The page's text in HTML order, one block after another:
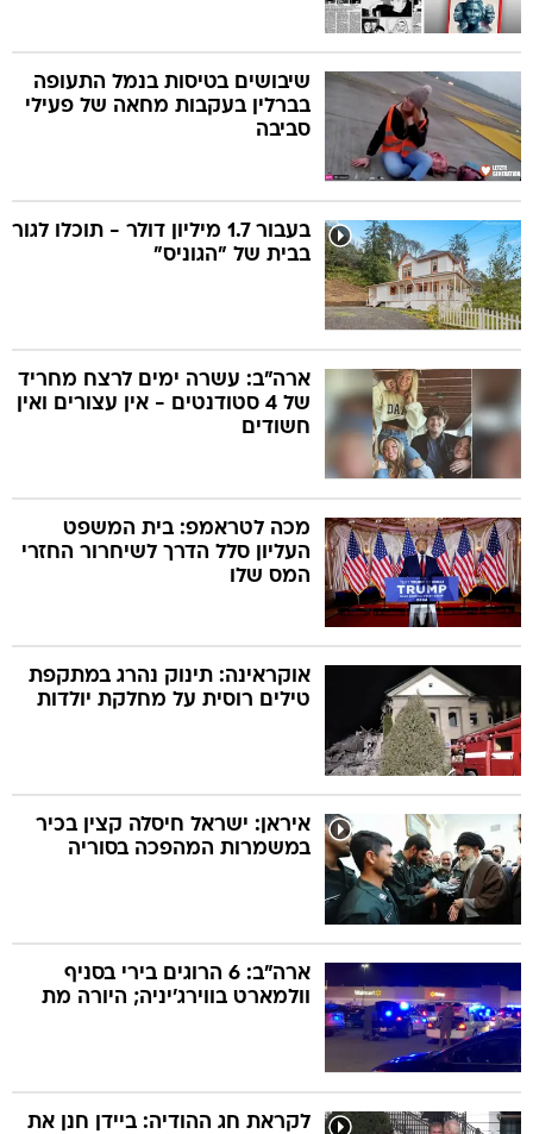
שיבושים בטיסות בנמל התעופה
בברלין בעקבות מחאה של פעילי
סביבה
בעבור 1.7 מיליון דולר - תוכלו לגור
בבית של "הגוניס"
ארה"ב: עשרה ימים לרצח מחריד
של 4 סטודנטים - אין עצורים ואין
חשודים
מכה לטראמפ: בית המשפט
העליון סלל הדרך לשיחרור החזרי
המס שלו
אוקראינה: תינוק נהרג במתקפת
טילים רוסית על מחלקת יולדות
איראן: ישראל חיסלה קצין בכיר
במשמרות המהפכה בסוריה
ארה"ב: 6 הרוגים בירי בסניף
וולמארט בווירג'יניה; היורה מת
לקראת חג ההודיה: ביידן חנן את